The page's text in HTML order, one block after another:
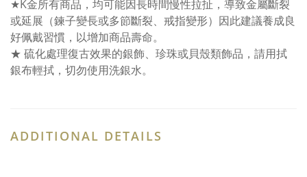
★K金所有商品，均可能因長時間慢性拉扯，導致金屬斷裂
或延展（鍊子變長或多節斷裂、戒指變形）因此建議養成良
好佩戴習慣，以增加商品壽命。
★ 硫化處理復古效果的銀飾、珍珠或貝殼類飾品，請用拭
銀布輕拭，切勿使用洗銀水。
ADDITIONAL DETAILS